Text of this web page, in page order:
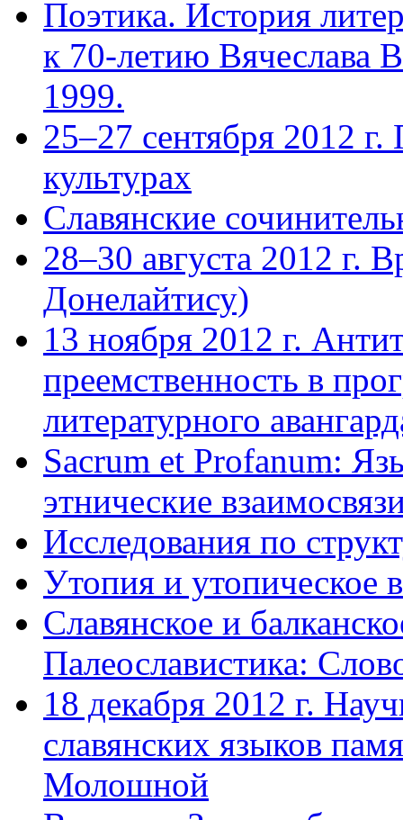
Поэтика. История
к 70-летию Вячеслава
1999.
25–27 сентября 2012
культурах
Славянские
28–30 августа 2012 г.
Донелайтису)
13 ноября 2012 г.
преемственность в
литературного
Sacrum et Profanum:
этнические
Исследования по
Утопия и утопическое
Славянское и
Палеославистика:
18 декабря 2012 г.
славянских языков
Молошной